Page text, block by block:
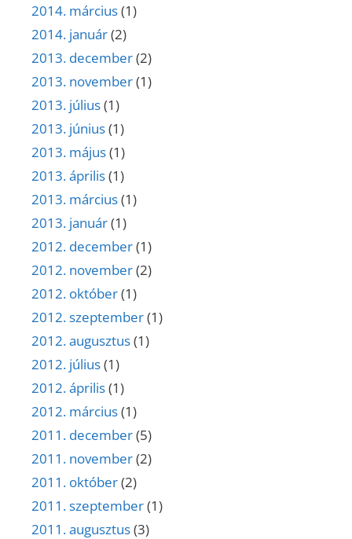
2014. március(1)
2014. január(2)
2013. december(2)
2013. november(1)
2013. július(1)
2013. június(1)
2013. május(1)
2013. április(1)
2013. március(1)
2013. január(1)
2012. december(1)
2012. november(2)
2012. október(1)
2012. szeptember(1)
2012. augusztus(1)
2012. július(1)
2012. április(1)
2012. március(1)
2011. december(5)
2011. november(2)
2011. október(2)
2011. szeptember(1)
2011. augusztus(3)